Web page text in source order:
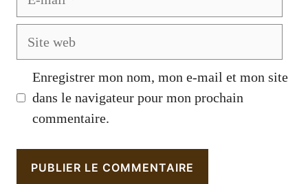
Enregistrer mon nom, mon e-mail et mon site
dans le navigateur pour mon prochain
commentaire.